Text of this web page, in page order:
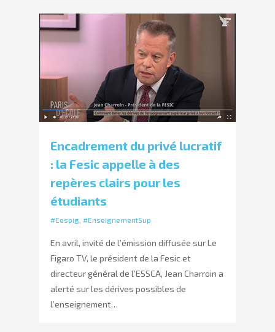
Encadrement du privé lucratif
: la Fesic appelle à des
repères clairs pour les
étudiants
#Eespig #EnseignementSup
En avril, invité de l’émission diffusée sur Le
Figaro TV, le président de la Fesic et
directeur général de l’ESSCA, Jean Charroin a
alerté sur les dérives possibles de
l’enseignement…